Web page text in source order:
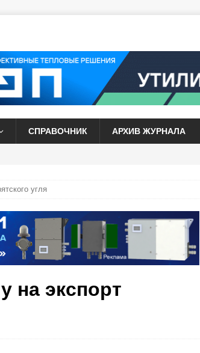
СПРАВОЧНИК АРХИВ ЖУРНАЛА
угля
на экспорт